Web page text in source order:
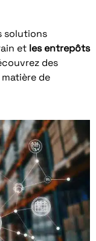
solutions
et les entrepôts
des
de